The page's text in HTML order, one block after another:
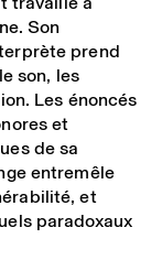
Son
prend
son, les
Les énoncés
et
de sa
entremêle
et
paradoxaux